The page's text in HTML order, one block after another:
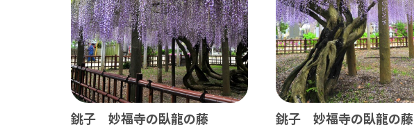
銚子 妙福寺の臥龍の藤 銚子 妙福寺の臥龍の藤